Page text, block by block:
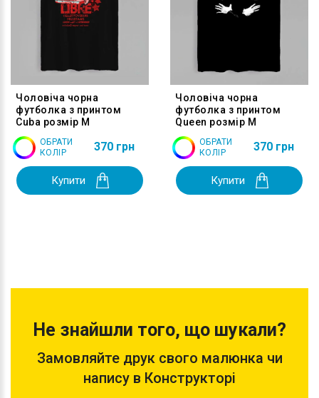
Чоловіча чорна
футболка з принтом
Cuba розмір M
ОБРАТИ
КОЛІР
370 грн
Купити
Чоловіча чорна
футболка з принтом
Queen розмір M
ОБРАТИ
КОЛІР
370 грн
Купити
Не знайшли того, що шукали?
Замовляйте друк свого малюнка чи
напису в Конструкторі